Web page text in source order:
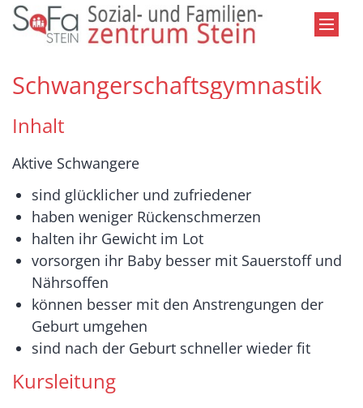
Zum Inhalt springen
Schwangerschaftsgymnastik
Inhalt
Aktive Schwangere
sind glücklicher und zufriedener
haben weniger Rückenschmerzen
halten ihr Gewicht im Lot
vorsorgen ihr Baby besser mit Sauerstoff und
Nährsoffen
können besser mit den Anstrengungen der
Geburt umgehen
sind nach der Geburt schneller wieder fit
Kursleitung